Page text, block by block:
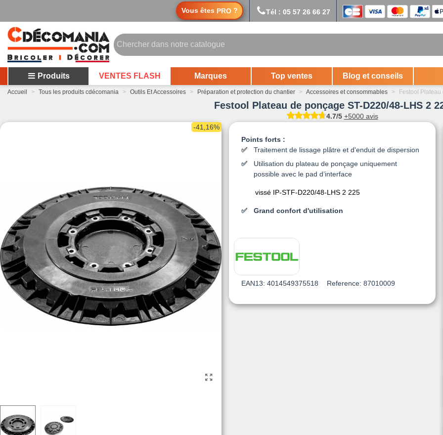
Vous êtes PRO ? Tél : 05 57 26 66 27
Produits VENTES FLASH Marques Top ventes Blog et conseils
Accueil > Tous les produits cdécomania > Outils Et Accessoires > Préparation et protection du chantier > Accessoires et consommables > Festool
Festool Plateau de ponçage ST-D220/48-LHS 2
4.7/5 +5000 avis
-41,16%
Points forts :
Traitement de lissage plâtre et d'enduit de dispersion
Utilisation du plateau de ponçage uniquement
possible avec le pad d’interface
vissé IP-STF-D220/48-LHS 2 225
Grand confort d'utilisation
EAN13: 4014549375518 Reference: 87010009